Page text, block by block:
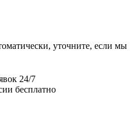
уточните, если мы
24/7
бесплатно